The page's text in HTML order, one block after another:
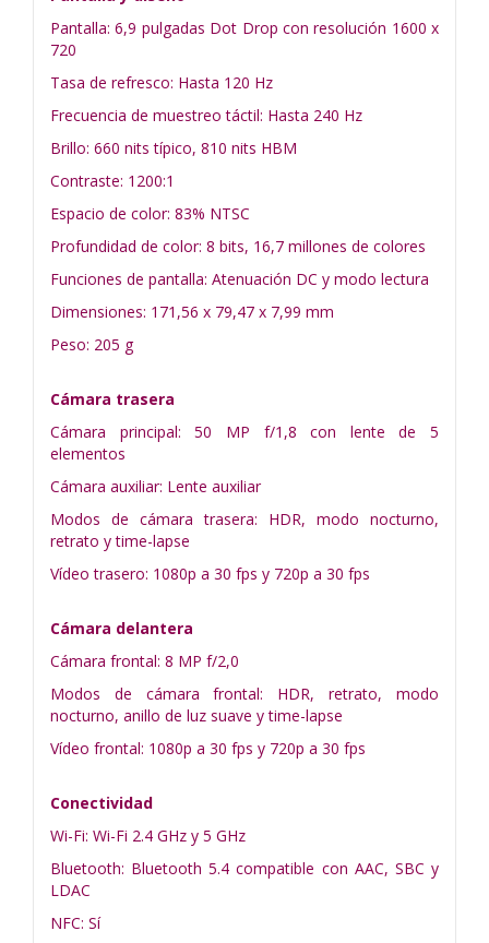
Pantalla: 6,9 pulgadas Dot Drop con resolución 1600 x
720
Tasa de refresco: Hasta 120 Hz
Frecuencia de muestreo táctil: Hasta 240 Hz
Brillo: 660 nits típico, 810 nits HBM
Contraste: 1200:1
Espacio de color: 83% NTSC
Profundidad de color: 8 bits, 16,7 millones de colores
Funciones de pantalla: Atenuación DC y modo lectura
Dimensiones: 171,56 x 79,47 x 7,99 mm
Peso: 205 g
Cámara trasera
Cámara principal: 50 MP f/1,8 con lente de 5
elementos
Cámara auxiliar: Lente auxiliar
Modos de cámara trasera: HDR, modo nocturno,
retrato y time-lapse
Vídeo trasero: 1080p a 30 fps y 720p a 30 fps
Cámara delantera
Cámara frontal: 8 MP f/2,0
Modos de cámara frontal: HDR, retrato, modo
nocturno, anillo de luz suave y time-lapse
Vídeo frontal: 1080p a 30 fps y 720p a 30 fps
Conectividad
Wi-Fi: Wi-Fi 2.4 GHz y 5 GHz
Bluetooth: Bluetooth 5.4 compatible con AAC, SBC y
LDAC
NFC: Sí